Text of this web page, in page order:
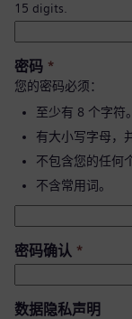
15 digits.
密码 *
您的密码必须：
至少有 8 个字符。
有大小写字母，
不包含您的任何
不含常用词。
密码确认 *
数据隐私声明